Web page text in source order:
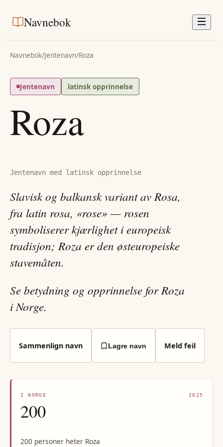
Navnebok
Navnebok/Jentenavn/Roza
Jentenavn latinsk opprinnelse
Roza
Jentenavn med latinsk opprinnelse
Slavisk og balkansk variant av Rosa,
fra latin rosa, «rose» — rosen
symboliserer kjærlighet i europeisk
tradisjon; Roza er den østeuropeiske
stavemåten.
Se betydning og opprinnelse for Roza
i Norge.
Sammenlign navn Lagre navn Meld feil
I NORGE 2025
200
200 personer heter Roza